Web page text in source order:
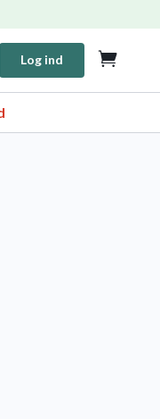
Log ind 